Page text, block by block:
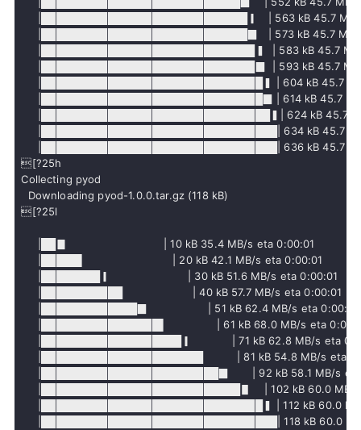
|████████████████████████████▎   | 563 kB 45.7 MB/s
|████████████████████████████▉   | 573 kB 45.7 MB/s
|█████████████████████████████▍  | 583 kB 45.7 MB/
|█████████████████████████████▉  | 593 kB 45.7 MB/
|██████████████████████████████▍ | 604 kB 45.7 MB/
|██████████████████████████████▉ | 614 kB 45.7 MB/
|███████████████████████████████▍| 624 kB 45.7
|████████████████████████████████| 634 kB 45.7 MB/
|████████████████████████████████| 636 kB
[?25h
Collecting pyod
  Downloading pyod-1.0.0.tar.gz (118 kB)
[?25l
     |██▊                             | 10 kB 35.4 MB/s eta 0:00:01
     |█████▌                          | 20 kB 42.1 MB/s eta 0:00:01
     |████████▎                       | 30 kB 51.6 MB/s eta 0:00:01
     |███████████                     | 40 kB 57.7 MB/s eta 0:00:01
     |█████████████▉                  | 51 kB 62.4 MB/s eta 0:00:01
|████████████████▌               | 61 kB 68.0 MB/s eta
|███████████████████▎            | 71 kB 62.8 MB/s eta
|██████████████████████          | 81 kB 54.8 MB/s eta
|████████████████████████▉       | 92 kB 58.1 MB/s eta
|███████████████████████████▋    | 102 kB 60.0 MB/s
|██████████████████████████████▍ | 112 kB 60.0 MB/
|████████████████████████████████| 118 kB